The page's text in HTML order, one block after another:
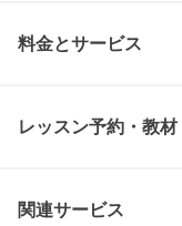
料金とサービス
レッスン予約・教材
関連サービス